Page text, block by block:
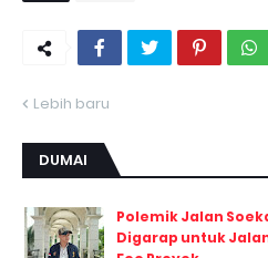
Lebih baru
DUMAI
Polemik Jalan
Digarap untuk